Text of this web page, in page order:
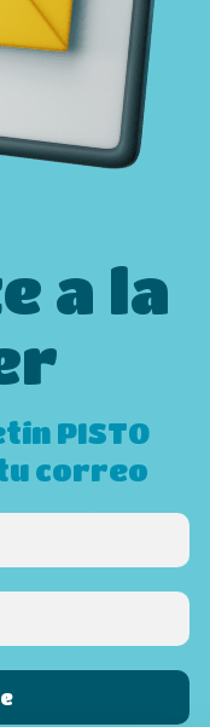
a la
PISTO
tu correo